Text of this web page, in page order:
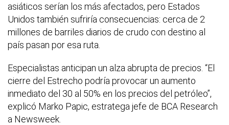
asiáticos serían los más afectados, pero Estados
Unidos también sufriría consecuencias: cerca de 2
millones de barriles diarios de crudo con destino al
país pasan por esa ruta.
Especialistas anticipan un alza abrupta de precios. “El
cierre del Estrecho podría provocar un aumento
inmediato del 30 al 50% en los precios del petróleo”,
explicó Marko Papic, estratega jefe de BCA Research
a Newsweek.